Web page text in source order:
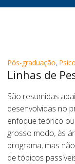
Pós-graduação,
Linhas de
São resumidas
desenvolvidas no
enfoque teórico
grosso modo, às
programa, mas
de tópicos